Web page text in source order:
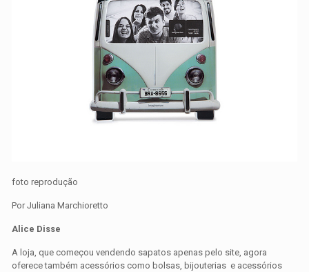
foto reprodução
Por Juliana Marchioretto
Alice Disse
A loja, que começou vendendo sapatos apenas pelo site, agora
oferece também acessórios como bolsas, bijouterias e acessórios